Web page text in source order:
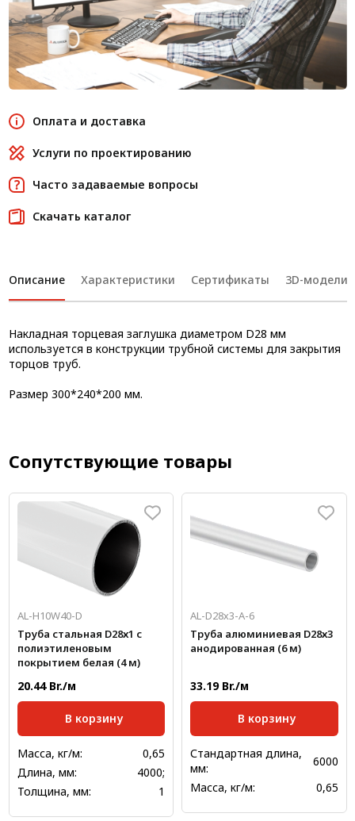
Оплата и доставка
Услуги по проектированию
Часто задаваемые вопросы
Скачать каталог
Описание Характеристики Сертификаты 3D-модели
Накладная торцевая заглушка диаметром D28 мм
используется в конструкции трубной системы для закрытия
торцов труб.
Размер 300*240*200 мм.
Сопутствующие товары
AL-H10W40-D
Труба стальная D28х1 с
полиэтиленовым
покрытием белая (4 м)
20.44 Br./м
В корзину
Масса, кг/м:
0,65
Длина, мм:
4000;
Толщина, мм:
1
AL-D28х3-А-6
Труба алюминиевая D28х3
анодированная (6 м)
33.19 Br./м
В корзину
Стандартная длина,
мм:
6000
Масса, кг/м:
0,65